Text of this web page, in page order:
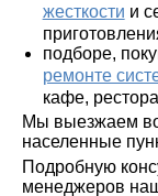
жесткости и
подборе,
ремонте
кафе,
Мы выезжаем во
населенные
Подробную
менеджеров